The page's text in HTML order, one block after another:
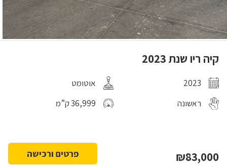
קיה ריו שנת 2023
2023
אוטומט
ראשונה
36,999 ק”מ
₪83,000 פרטים ורכישה